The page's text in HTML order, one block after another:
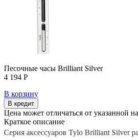
Песочные часы Brilliant Silver
4 194 Р
В корзину
В кредит
Цена может отличаться от указанной
Краткое описание
Cерия аксессуаров Tylo Brilliant Silver